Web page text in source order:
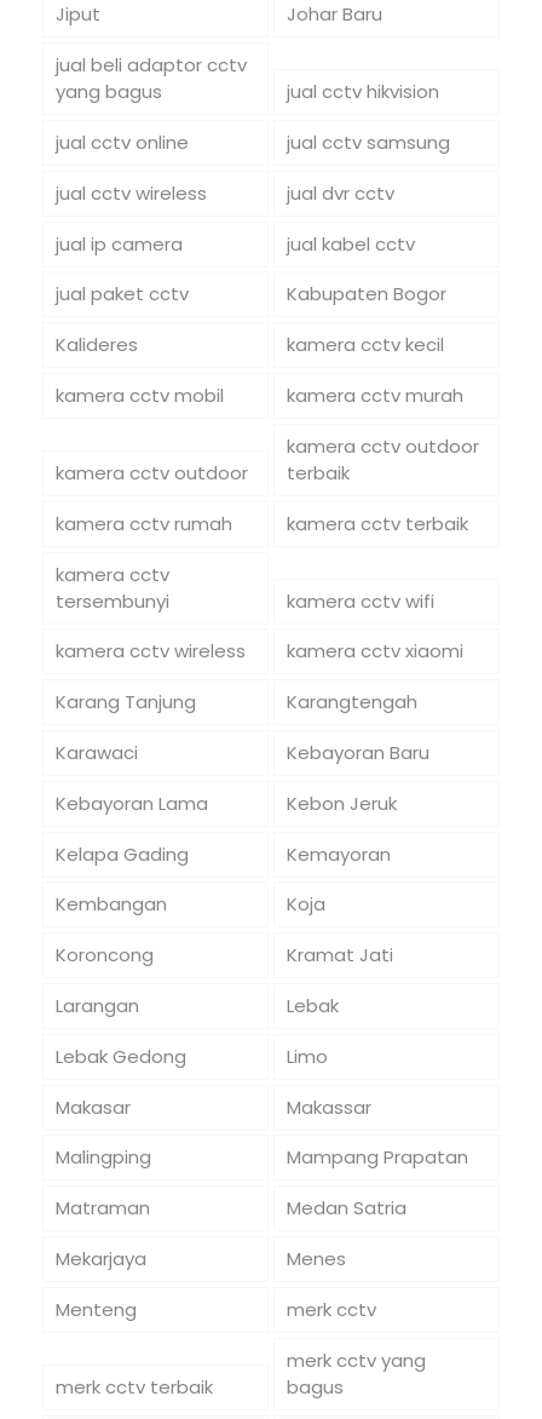
Jiput
Johar Baru
jual beli adaptor cctv
yang bagus
jual cctv hikvision
jual cctv online
jual cctv samsung
jual cctv wireless
jual dvr cctv
jual ip camera
jual kabel cctv
jual paket cctv
Kabupaten Bogor
Kalideres
kamera cctv kecil
kamera cctv mobil
kamera cctv murah
kamera cctv outdoor
kamera cctv outdoor
terbaik
kamera cctv rumah
kamera cctv terbaik
kamera cctv
tersembunyi
kamera cctv wifi
kamera cctv wireless
kamera cctv xiaomi
Karang Tanjung
Karangtengah
Karawaci
Kebayoran Baru
Kebayoran Lama
Kebon Jeruk
Kelapa Gading
Kemayoran
Kembangan
Koja
Koroncong
Kramat Jati
Larangan
Lebak
Lebak Gedong
Limo
Makasar
Makassar
Malingping
Mampang Prapatan
Matraman
Medan Satria
Mekarjaya
Menes
Menteng
merk cctv
merk cctv terbaik
merk cctv yang
bagus